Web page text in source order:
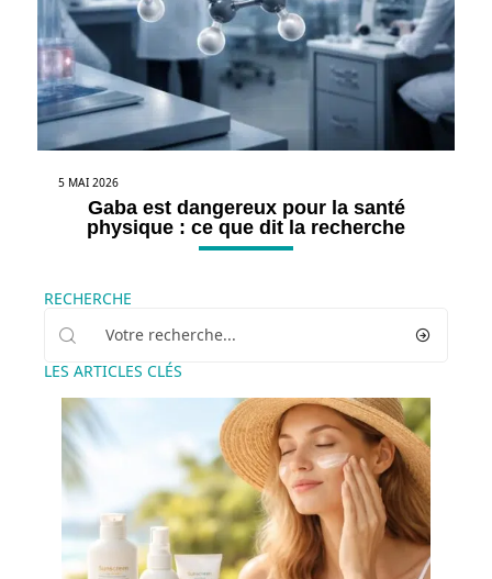
5 MAI 2026
Gaba est dangereux pour la santé
physique : ce que dit la recherche
RECHERCHE
LES ARTICLES CLÉS